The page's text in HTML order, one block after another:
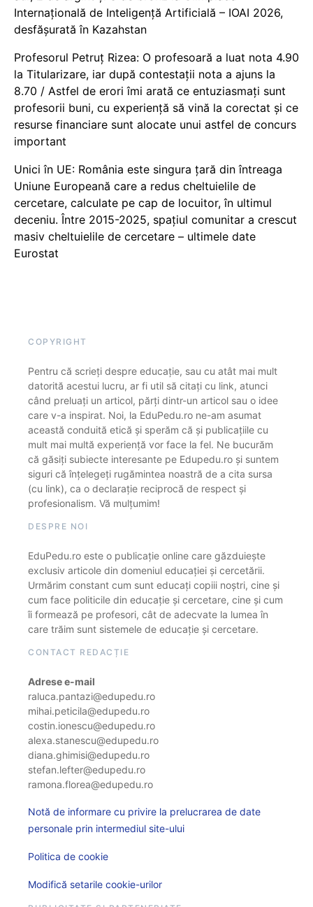
Internațională de Inteligență Artificială – IOAI 2026,
desfășurată în Kazahstan
Profesorul Petruț Rizea: O profesoară a luat nota 4.90
la Titularizare, iar după contestații nota a ajuns la
8.70 / Astfel de erori îmi arată ce entuziasmați sunt
profesorii buni, cu experiență să vină la corectat și ce
resurse financiare sunt alocate unui astfel de concurs
important
Unici în UE: România este singura țară din întreaga
Uniune Europeană care a redus cheltuielile de
cercetare, calculate pe cap de locuitor, în ultimul
deceniu. Între 2015-2025, spațiul comunitar a crescut
masiv cheltuielile de cercetare – ultimele date
Eurostat
COPYRIGHT
Pentru că scrieți despre educație, sau cu atât mai mult
datorită acestui lucru, ar fi util să citați cu link, atunci
când preluați un articol, părți dintr-un articol sau o idee
care v-a inspirat. Noi, la EduPedu.ro ne-am asumat
această conduită etică și sperăm că și publicațiile cu
mult mai multă experiență vor face la fel. Ne bucurăm
că găsiți subiecte interesante pe Edupedu.ro și suntem
siguri că înțelegeți rugămintea noastră de a cita sursa
(cu link), ca o declarație reciprocă de respect și
profesionalism. Vă mulțumim!
DESPRE NOI
EduPedu.ro este o publicație online care găzduiește
exclusiv articole din domeniul educației și cercetării.
Urmărim constant cum sunt educați copiii noștri, cine și
cum face politicile din educație și cercetare, cine și cum
îi formează pe profesori, cât de adecvate la lumea în
care trăim sunt sistemele de educație și cercetare.
CONTACT REDACȚIE
Adrese e-mail
raluca.pantazi@edupedu.ro
mihai.peticila@edupedu.ro
costin.ionescu@edupedu.ro
alexa.stanescu@edupedu.ro
diana.ghimisi@edupedu.ro
stefan.lefter@edupedu.ro
ramona.florea@edupedu.ro
Notă de informare cu privire la prelucrarea de date
personale prin intermediul site-ului
Politica de cookie
Modifică setarile cookie-urilor